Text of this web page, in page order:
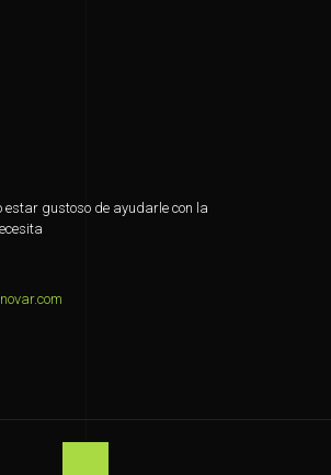
estar gustoso de ayudarle con la